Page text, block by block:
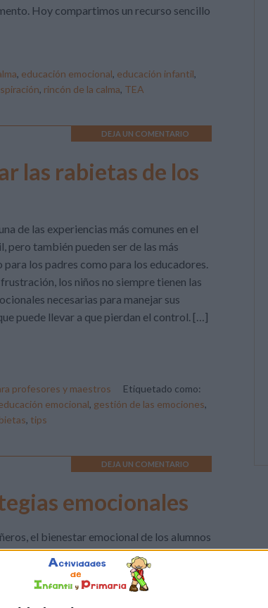
Hoy compartimos un recurso sencillo
, educación emocional, educación infantil,
, rincón de la calma, TEA
DEJA UN COMENTARIO
las rabietas de los
de las experiencias más comunes en el
pero también pueden ser de las más
los padres como para los educadores.
los niños no siempre tienen las
necesarias para manejar sus
puede llevar a que pierdan el control. […]
profesores y maestros
Etiquetado como:
emocional, gestión de las emociones,
, tips
DEJA UN COMENTARIO
emocionales
el bienestar emocional de los alumnos
como su aprendizaje académico. Para
sus emociones en el día a día escolar,
cartela para crear en el aula «el Rincón de la